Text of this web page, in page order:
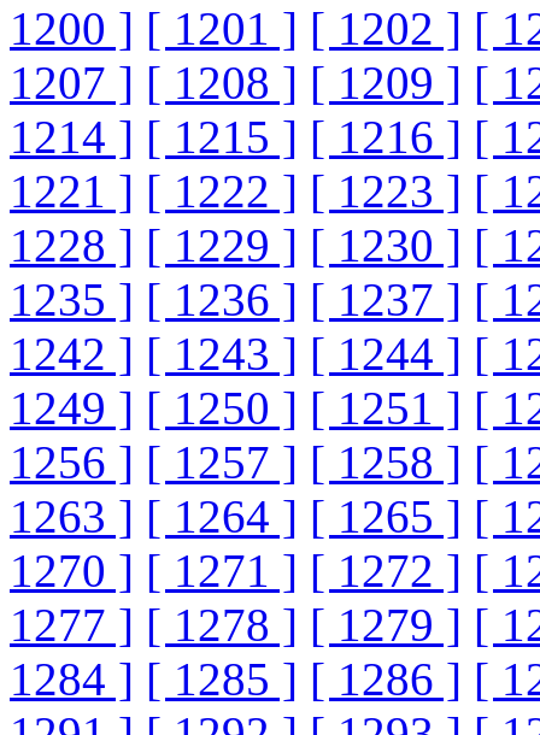
1200 ] [ 1201 ] [ 1202 ] [
1207 ] [ 1208 ] [ 1209 ] [
1214 ] [ 1215 ] [ 1216 ] [
1221 ] [ 1222 ] [ 1223 ] [
1228 ] [ 1229 ] [ 1230 ] [
1235 ] [ 1236 ] [ 1237 ] [
1242 ] [ 1243 ] [ 1244 ] [
1249 ] [ 1250 ] [ 1251 ] [
1256 ] [ 1257 ] [ 1258 ] [
1263 ] [ 1264 ] [ 1265 ] [
1270 ] [ 1271 ] [ 1272 ] [
1277 ] [ 1278 ] [ 1279 ] [
1284 ] [ 1285 ] [ 1286 ] [